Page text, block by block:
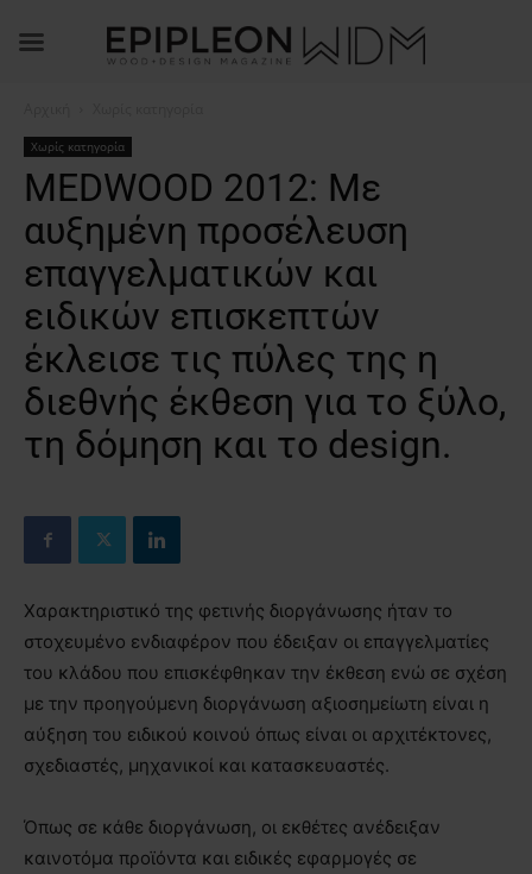
Χωρίς κατηγορία
MEDWOOD 2012: Με
αυξημένη προσέλευση
επαγγελματικών και
ειδικών επισκεπτών
έκλεισε τις πύλες της η
διεθνής έκθεση για το ξύλο,
τη δόμηση και το design.
Χαρακτηριστικό της φετινής διοργάνωσης ήταν το
στοχευμένο ενδιαφέρον που έδειξαν οι επαγγελματίες
του κλάδου που επισκέφθηκαν την έκθεση ενώ σε σχέση
με την προηγούμενη διοργάνωση αξιοσημείωτη είναι η
αύξηση του ειδικού κοινού όπως είναι οι αρχιτέκτονες,
σχεδιαστές, μηχανικοί και κατασκευαστές.
Όπως σε κάθε διοργάνωση, οι εκθέτες ανέδειξαν
καινοτόμα προϊόντα και ειδικές εφαρμογές σε